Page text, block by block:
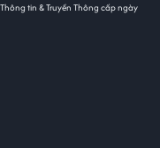
tin & Truyền Thông cấp ngày